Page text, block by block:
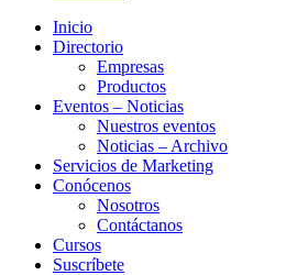
Inicio
Directorio
Empresas
Productos
Eventos – Noticias
Nuestros eventos
Noticias – Archivo
Servicios de Marketing
Conócenos
Nosotros
Contáctanos
Cursos
Suscríbete